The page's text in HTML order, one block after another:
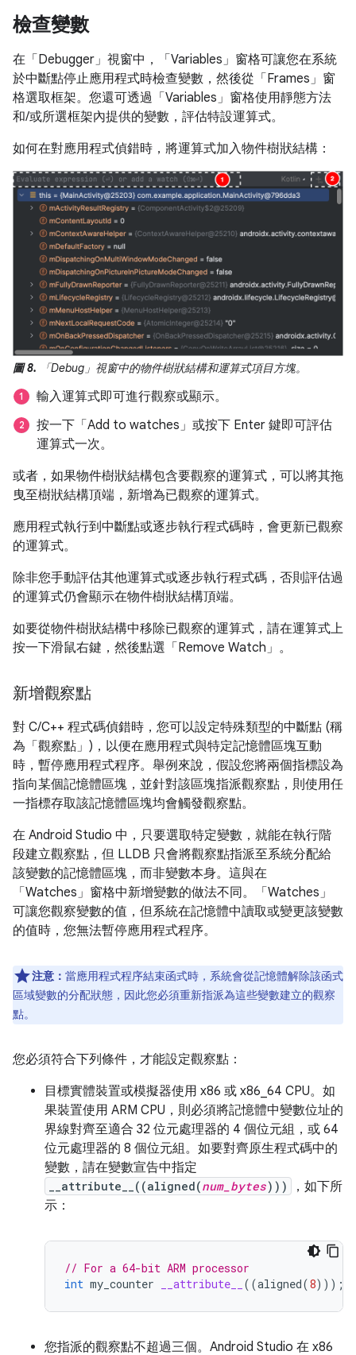
檢查變數
在「Debugger」視窗中，「Variables」窗格可讓您在系統
於中斷點停止應用程式時檢查變數，然後從「Frames」窗
格選取框架。您還可透過「Variables」窗格使用靜態方法
和/或所選框架內提供的變數，評估特設運算式。
如何在對應用程式偵錯時，將運算式加入物件樹狀結構：
圖 8. 「Debug」視窗中的物件樹狀結構和運算式項目方塊。
輸入運算式即可進行觀察或顯示。
按一下「Add to watches」 或按下 Enter 鍵即可評估
運算式一次。
或者，如果物件樹狀結構包含要觀察的運算式，可以將其拖
曳至樹狀結構頂端，新增為已觀察的運算式。
應用程式執行到中斷點或逐步執行程式碼時，會更新已觀察
的運算式。
除非您手動評估其他運算式或逐步執行程式碼，否則評估過
的運算式仍會顯示在物件樹狀結構頂端。
如要從物件樹狀結構中移除已觀察的運算式，請在運算式上
按一下滑鼠右鍵，然後點選「Remove Watch」 。
新增觀察點
對 C/C++ 程式碼偵錯時，您可以設定特殊類型的中斷點 (稱
為「觀察點」 )，以便在應用程式與特定記憶體區塊互動
時，暫停應用程式程序。舉例來說，假設您將兩個指標設為
指向某個記憶體區塊，並針對該區塊指派觀察點，則使用任
一指標存取該記憶體區塊均會觸發觀察點。
在 Android Studio 中，只要選取特定變數，就能在執行階
段建立觀察點，但 LLDB 只會將觀察點指派至系統分配給
該變數的記憶體區塊，而非變數本身。這與在
「Watches」窗格中新增變數的做法不同。「Watches」
可讓您觀察變數的值，但系統在記憶體中讀取或變更該變數
的值時，您無法暫停應用程式程序。
注意： 當應用程式程序結束函式時，系統會從記憶體解除該函式
區域變數的分配狀態，因此您必須重新指派為這些變數建立的觀察
點。
您必須符合下列條件，才能設定觀察點：
目標實體裝置或模擬器使用 x86 或 x86_64 CPU。如
果裝置使用 ARM CPU，則必須將記憶體中變數位址的
界線對齊至適合 32 位元處理器的 4 個位元組，或 64
位元處理器的 8 個位元組。如要對齊原生程式碼中的
變數，請在變數宣告中指定
__attribute__((aligned(num_bytes)))
，如下所
示：
// For a 64-bit ARM processor
int my_counter __attribute__ ((aligned(8)));
您指派的觀察點不超過三個。Android Studio 在 x86